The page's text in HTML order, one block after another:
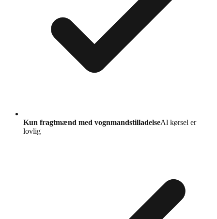
Kun fragtmænd med vognmandstilladelseAl kørsel er
lovlig